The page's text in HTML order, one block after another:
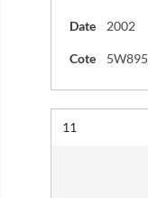
Date 2002
Cote 5W895
Résultat n°
11